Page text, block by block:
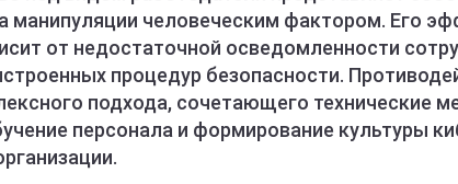
манипуляции человеческим фактором. Его
от недостаточной осведомленности
процедур безопасности.
подхода, сочетающего технические
персонала и формирование культуры